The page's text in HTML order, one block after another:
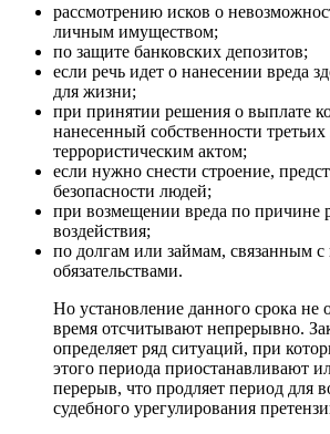
рассмотрению исков о
личным имуществом;
по защите банковских депозитов;
если речь идет о нанесении вреда
для жизни;
при принятии решения о выплате
нанесенный собственности
террористическим актом;
если нужно снести строение,
безопасности людей;
при возмещении вреда по причине
воздействия;
по долгам или займам, связанным с
обязательствами.
Но установление данного срока не
время отсчитывают непрерывно.
определяет ряд ситуаций, при
этого периода приостанавливают
перерыв, что продляет период для
судебного урегулирования